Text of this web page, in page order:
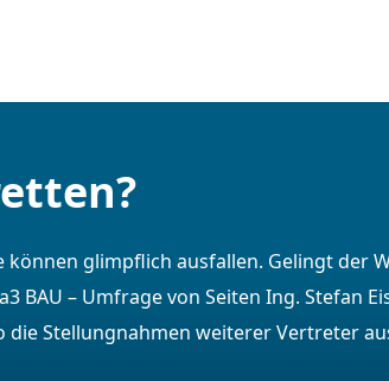
glimpflich ausfallen. Gelingt der
BAU – Umfrage von Seiten Ing. Stefan
die Stellungnahmen weiterer Vertreter